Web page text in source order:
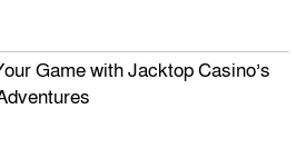
Game with Jacktop Casino’s